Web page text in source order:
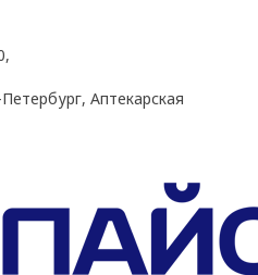
Аптекарская